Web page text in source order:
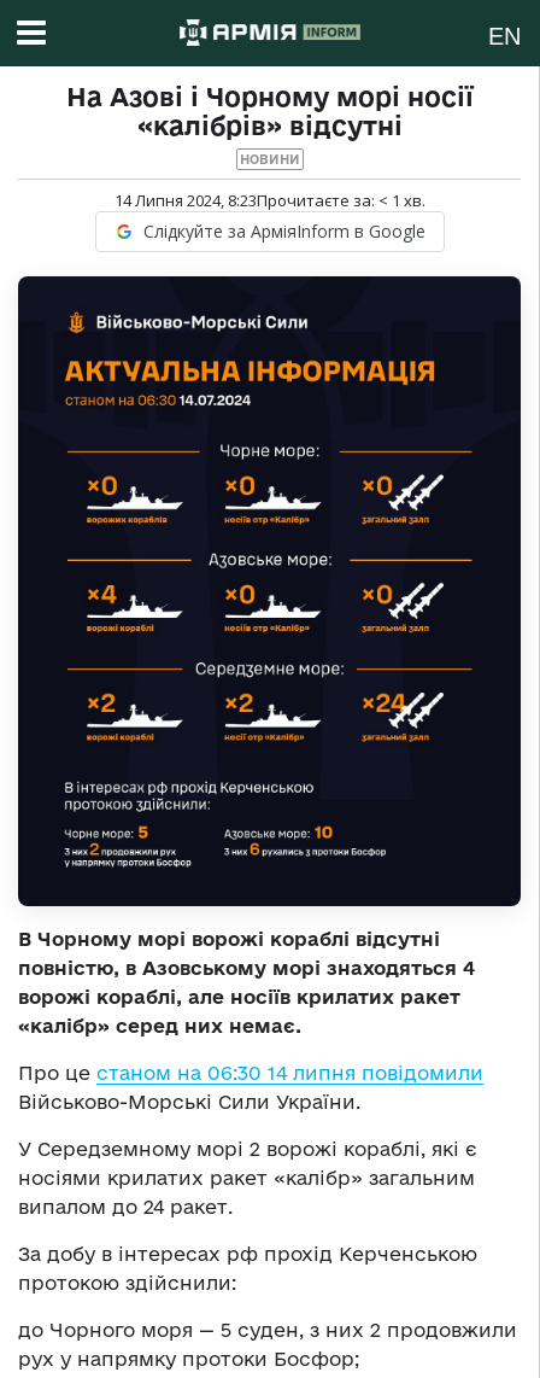
EN
На Азові і Чорному морі носії
«калібрів» відсутні
НОВИНИ
14 Липня 2024, 8:23Прочитаєте за: < 1 хв.
Слідкуйте за АрміяInform в Google
В Чорному морі ворожі кораблі відсутні
повністю, в Азовському морі знаходяться 4
ворожі кораблі, але носіїв крилатих ракет
«калібр» серед них немає.
Про це станом на 06:30 14 липня повідомили
Військово-Морські Сили України.
У Середземному морі 2 ворожі кораблі, які є
носіями крилатих ракет «калібр» загальним
випалом до 24 ракет.
За добу в інтересах рф прохід Керченською
протокою здійснили:
до Чорного моря — 5 суден, з них 2 продовжили
рух у напрямку протоки Босфор;